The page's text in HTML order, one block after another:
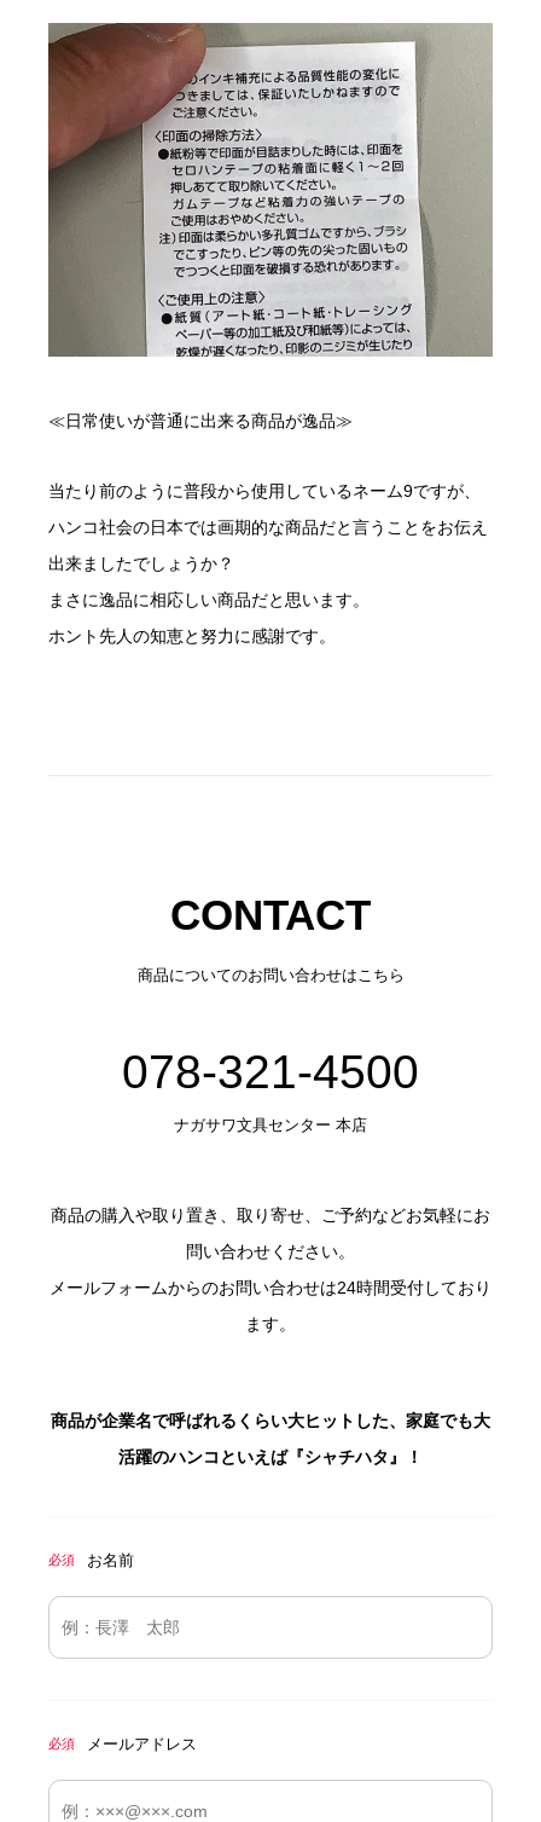
≪日常使いが普通に出来る商品が逸品≫
当たり前のように普段から使用しているネーム9ですが、
ハンコ社会の日本では画期的な商品だと言うことをお伝え
出来ましたでしょうか？
まさに逸品に相応しい商品だと思います。
ホント先人の知恵と努力に感謝です。
CONTACT
商品についてのお問い合わせはこちら
078-321-4500
ナガサワ文具センター 本店
商品の購入や取り置き、取り寄せ、ご予約などお気軽にお
問い合わせください。
メールフォームからのお問い合わせは24時間受付しており
ます。
商品が企業名で呼ばれるくらい大ヒットした、家庭でも大
活躍のハンコといえば『シャチハタ』！
必須 お名前
必須 メールアドレス